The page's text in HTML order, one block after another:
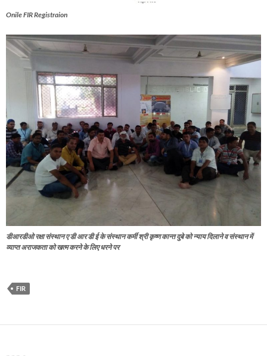
Onile FIR Registraion
डीआरडीओ रक्षा संस्थान ए डी आर डी ई के संस्थान कर्मी श्री कृष्ण कान्त दुबे को न्याय दिलाने व संस्थान में
व्याप्त अराजकता को खत्म करने के लिए धरने पर
FIR